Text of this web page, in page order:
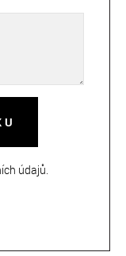
údajů.